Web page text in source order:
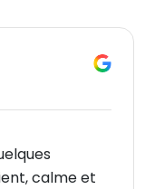
calme et